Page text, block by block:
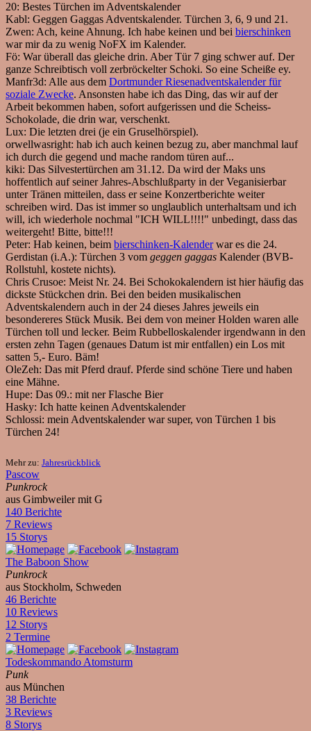
20: Bestes Türchen im Adventskalender
Kabl: Geggen Gaggas Adventskalender. Türchen 3, 6, 9 und 21.
Zwen: Ach, keine Ahnung. Ich habe keinen und bei bierschinken
war mir da zu wenig NoFX im Kalender.
Fö: War überall das gleiche drin. Aber Tür 7 ging schwer auf. Der
ganze Schreibtisch voll zerbröckelter Schoki. So eine Scheiße ey.
Manfr3d: Alle aus dem Dortmunder Riesenadventskalender für
soziale Zwecke. Ansonsten habe ich das Ding, das wir auf der
Arbeit bekommen haben, sofort aufgerissen und die Scheiss-
Schokolade, die drin war, verschenkt.
Lux: Die letzten drei (je ein Gruselhörspiel).
orwellwasright: hab ich auch keinen bezug zu, aber manchmal lauf
ich durch die gegend und mache random türen auf...
kiki: Das Silvestertürchen am 31.12. Da wird der Maks uns
hoffentlich auf seiner Jahres-Abschlußparty in der Veganisierbar
unter Tränen mitteilen, dass er seine Konzertberichte weiter
schreiben wird. Das ist immer so unglaublich unterhaltsam und ich
will, ich wiederhole nochmal "ICH WILL!!!!" unbedingt, dass das
weitergeht! Bitte, bitte!!!
Peter: Hab keinen, beim bierschinken-Kalenderwar es die 24.
Gerdistan (i.A.): Türchen 3 vom geggen gaggas Kalender (BVB-
Rollstuhl, kostete nichts).
Chris Crusoe: Meist Nr. 24. Bei Schokokalendern ist hier häufig das
dickste Stückchen drin. Bei den beiden musikalischen
Adventskalendern auch in der 24 dieses Jahres jeweils ein
besondereres Stück Musik. Bei dem von meiner Holden waren alle
Türchen toll und lecker. Beim Rubbelloskalender irgendwann in den
ersten zehn Tagen (genaues Datum ist mir entfallen) ein Los mit
satten 5,- Euro. Bäm!
OleZeh: Das mit Pferd drauf. Pferde sind schöne Tiere und haben
eine Mähne.
Hupe: Das 09.: mit ner Flasche Bier
Hasky: Ich hatte keinen Adventskalender
Schlossi: mein Adventskalender war super, von Türchen 1 bis
Türchen 24!
Mehr zu: Jahresrückblick
Pascow
Punkrock
aus Gimbweiler mit G
140 Berichte
7 Reviews
15 Storys
The Baboon Show
Punkrock
aus Stockholm, Schweden
46 Berichte
10 Reviews
12 Storys
2 Termine
Todeskommando Atomsturm
Punk
aus München
38 Berichte
3 Reviews
8 Storys